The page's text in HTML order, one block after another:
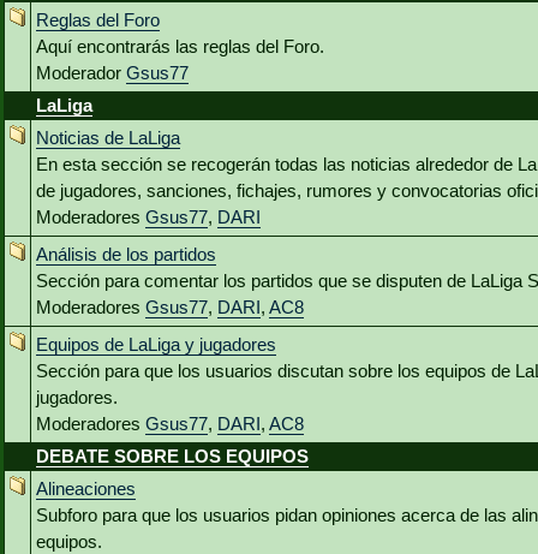
Reglas del Foro
Aquí encontrarás las reglas del Foro.
Moderador Gsus77
LaLiga
Noticias de LaLiga
En esta sección se recogerán todas las noticias alrededor de
de jugadores, sanciones, fichajes, rumores y convocatorias
Moderadores Gsus77, DARI
Análisis de los partidos
Sección para comentar los partidos que se disputen de LaLiga
Moderadores Gsus77, DARI, AC8
Equipos de LaLiga y jugadores
Sección para que los usuarios discutan sobre los equipos de
jugadores.
Moderadores Gsus77, DARI, AC8
DEBATE SOBRE LOS EQUIPOS
Alineaciones
Subforo para que los usuarios pidan opiniones acerca de las
equipos.